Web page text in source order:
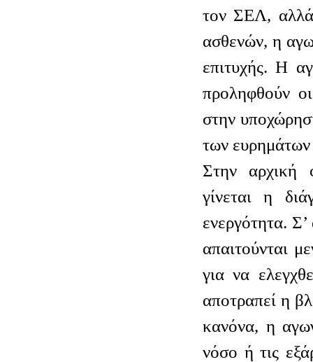
τον ΣΕΛ, αλλά
ασθενών, η
επιτυχής. Η
προληφθούν
στην
των
Στην αρχική
γίνεται η
ενεργότητα.
απαιτούνται
για να
αποτραπεί η
κανόνα, η
νόσο ή τις